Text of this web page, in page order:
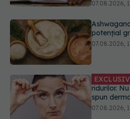
EXCLUSIV
ridurilor.
spun
Ce se
consumăm
07.08.2026,